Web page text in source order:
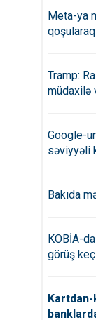
Meta-ya
Tramp:
müdaxilə
Google-
səviyyəli
Bakıda
KOBİA-
görüş
Kartdan-